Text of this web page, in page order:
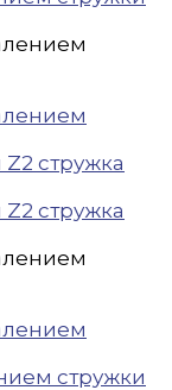
стружка
стружка
стружки